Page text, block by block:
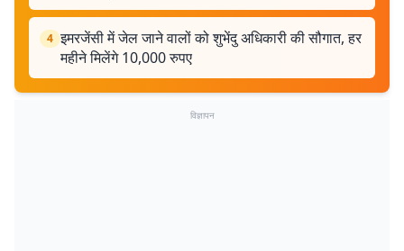
4 इमरजेंसी में जेल जाने वालों को शुभेंदु अधिकारी की सौगात, हर
महीने मिलेंगे 10,000 रुपए
विज्ञापन